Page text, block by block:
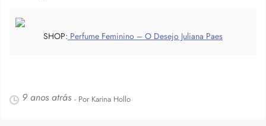
SHOP: Perfume Feminino – O Desejo Juliana Paes
9 anos atrás - Por Karina Hollo